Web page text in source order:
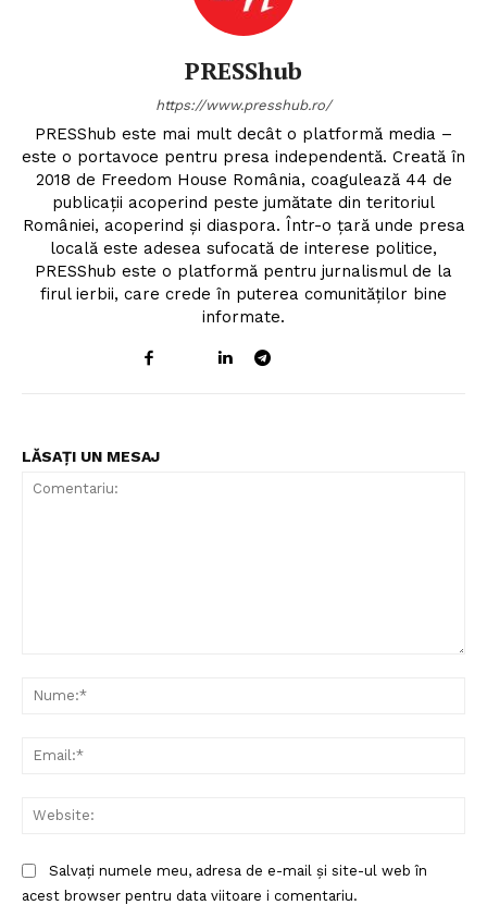
PRESShub
https://www.presshub.ro/
PRESShub este mai mult decât o platformă media –
este o portavoce pentru presa independentă. Creată în
2018 de Freedom House România, coagulează 44 de
publicații acoperind peste jumătate din teritoriul
României, acoperind și diaspora. Într-o țară unde presa
locală este adesea sufocată de interese politice,
PRESShub este o platformă pentru jurnalismul de la
firul ierbii, care crede în puterea comunităților bine
informate.
LĂSAȚI UN MESAJ
Salvați numele meu, adresa de e-mail și site-ul web în
acest browser pentru data viitoare i comentariu.